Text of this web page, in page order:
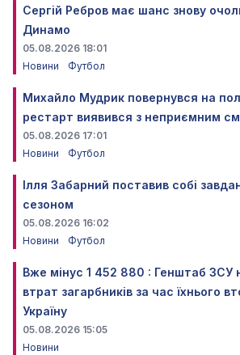
Сергій Ребров має шанс знову
Динамо
05.08.2026 18:01
Новини
Футбол
Михайло Мудрик повернувся на
рестарт виявився з неприємним
05.08.2026 17:01
Новини
Футбол
Ілля Забарний поставив собі
сезоном
05.08.2026 16:02
Новини
Футбол
Вже мінус 1 452 880 : Генштаб ЗСУ
втрат загарбників за час їхнього
Україну
05.08.2026 15:05
Новини